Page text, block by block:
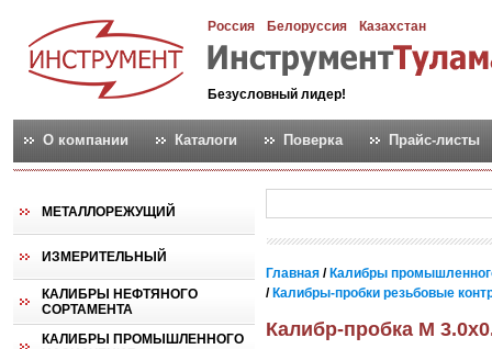
Россия Белоруссия Казахстан
Безусловный лидер!
О компании Каталоги Поверка Прайс-листы
МЕТАЛЛОРЕЖУЩИЙ
ИЗМЕРИТЕЛЬНЫЙ
КАЛИБРЫ НЕФТЯНОГО
СОРТАМЕНТА
КАЛИБРЫ ПРОМЫШЛЕННОГО
Главная / Калибры
/ Калибры-пробки резьбовые
Калибр-пробка М